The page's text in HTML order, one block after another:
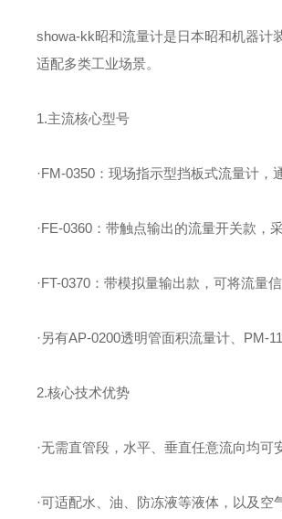
showa-kk昭和流量计是日本昭和机器计
适配多类工业场景。
1.主流核心型号
·FM-0350：现场指示型挡板式流量计，
·FE-0360：带触点输出的流量开关款，
·FT-0370：带模拟量输出款，可将流量
·另有AP-0200透明管面积流量计、PM-
2.核心技术优势
·无需直管段，水平、垂直任意流向均可
·可适配水、油、防冻液等液体，以及空